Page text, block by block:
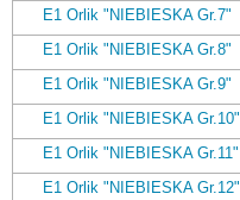
E1 Orlik "NIEBIESKA Gr.7"
E1 Orlik "NIEBIESKA Gr.8"
E1 Orlik "NIEBIESKA Gr.9"
E1 Orlik "NIEBIESKA Gr.10"
E1 Orlik "NIEBIESKA Gr.11"
E1 Orlik "NIEBIESKA Gr.12"